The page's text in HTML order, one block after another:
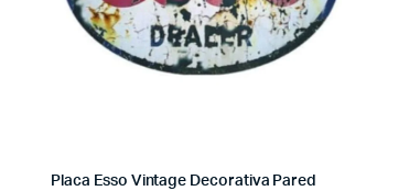
Placa Esso Vintage Decorativa Pared